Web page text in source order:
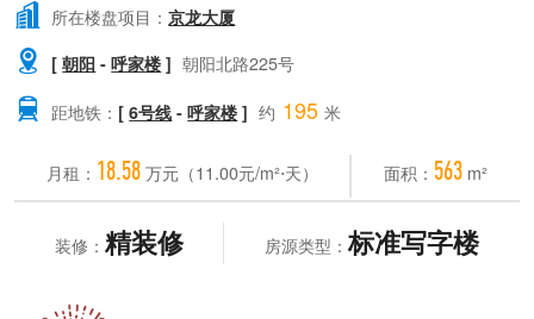
 所在楼盘项目：京龙大厦
 [朝阳 -呼家楼 ] 朝阳北路225号
 距地铁： [6号线 -呼家楼 ] 约 195 米
月租： 18.58 万元（11.00元/m²⋅天） 面积： 563 m²
装修： 精装修 房源类型：标准写字楼